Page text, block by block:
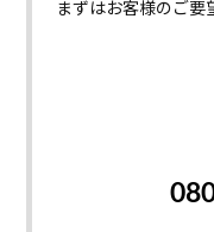
まずはお客様のご要